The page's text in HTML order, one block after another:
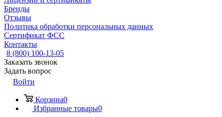
Бренды
Отзывы
Политика обработки персональных данных
Сертификат ФСС
Контакты
8 (800) 100-13-05
Заказать звонок
Задать вопрос
Войти
Корзина0
Избранные товары0